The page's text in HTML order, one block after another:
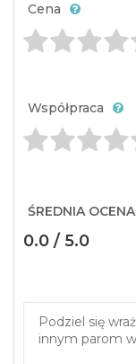
Cena
Współpraca
ŚREDNIA OCENA
0.0 / 5.0